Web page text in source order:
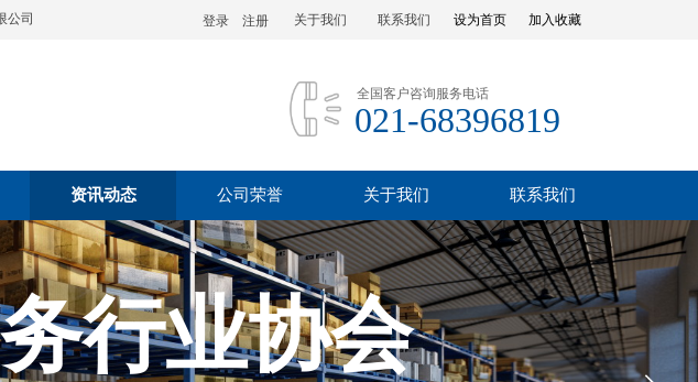
公司 设为首页 加入收藏
登录 注册 联系我们
关于我们
全国客户咨询服务电话
021-68396819
资讯动态 公司荣誉 关于我们 联系我们
行业协会